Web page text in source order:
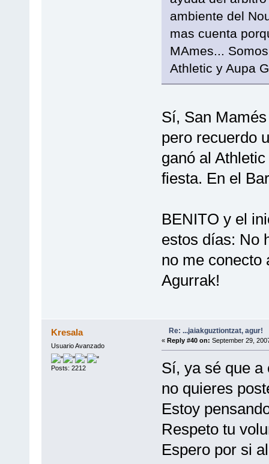
ambiente del
mas cuenta
MAmes...
Athletic y Aupa
Sí, San
pero recuerdo
ganó al
fiesta. En el
BENITO y el
estos días: No
no me conecto
Agurrak!
Kresala
Usuario Avanzado
Posts: 2212
Re: ...jaiakguztiontzat, agur!
« Reply #40 on: September 29,
Sí, ya sé que a
no quieres
Estoy
Respeto tu
Espero por si